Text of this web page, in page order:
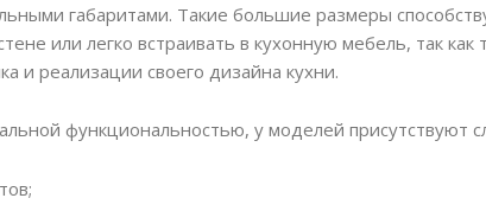
габаритами. Такие большие размеры
или легко встраивать в кухонную мебель, так
и реализации своего дизайна кухни.
функциональностью, у моделей присутствуют